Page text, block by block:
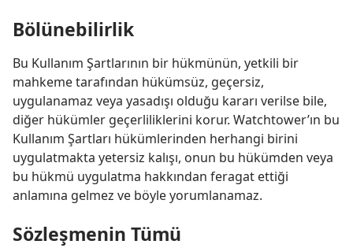
Bölünebilirlik
Bu Kullanım Şartlarının bir hükmünün, yetkili bir
mahkeme tarafından hükümsüz, geçersiz,
uygulanamaz veya yasadışı olduğu kararı verilse bile,
diğer hükümler geçerliliklerini korur. Watchtower’ın bu
Kullanım Şartları hükümlerinden herhangi birini
uygulatmakta yetersiz kalışı, onun bu hükümden veya
bu hükmü uygulatma hakkından feragat ettiği
anlamına gelmez ve böyle yorumlanamaz.
Sözleşmenin Tümü